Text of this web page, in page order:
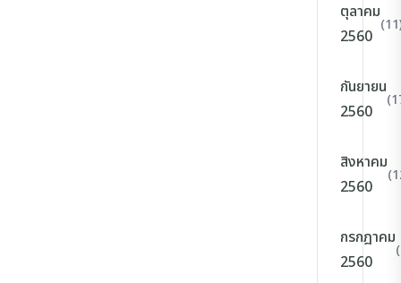
ตุลาคม
2560
กันยายน
2560
สิงหาคม
2560
กรกฎาคม
2560